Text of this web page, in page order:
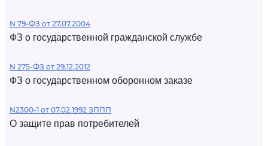
N 79-ФЗ от 27.07.2004
ФЗ о государственной гражданской службе
N 275-ФЗ от 29.12.2012
ФЗ о государственном оборонном заказе
N2300-1 от 07.02.1992 ЗППП
О защите прав потребителей